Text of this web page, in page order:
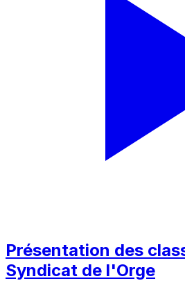
Présentation des
Syndicat de l'Orge